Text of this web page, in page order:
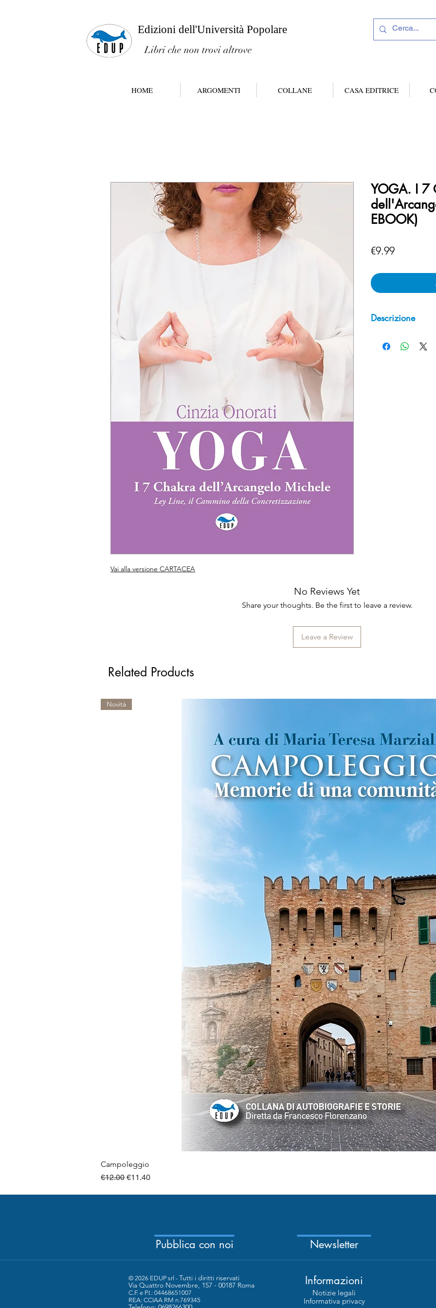
Edizioni dell'Università Popolare
Libri che non trovi altrove
HOME ARGOMENTI COLLANE CASA EDITRICE
Vai alla versione CARTACEA
YOGA. I 7
EBOOK)
€9.99Price
Descrizione
di Evoluzione e di
No Reviews Yet
Share your thoughts. Be the first to leave a review.
Leave a Review
Related Products
Novità
Campoleggio
Regular Price
€12.00 Sale Price
€11.40
Pubblica con noi Newsletter
© 2026 EDUP srl -Tutti i diritti riservati
Via Quattro Novembre, 157 - 00187 Roma
C.F. e P.I.: 04468651007
​REA: CCIAA RM n.769345
Informazioni
Notizie legali
Informativa privacy